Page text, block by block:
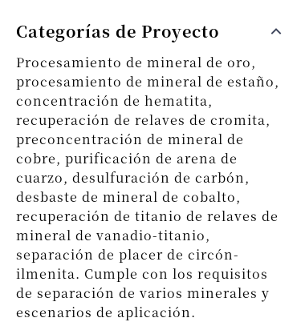
Categorías de Proyecto
Procesamiento de mineral de oro,
procesamiento de mineral de estaño,
concentración de hematita,
recuperación de relaves de cromita,
preconcentración de mineral de
cobre, purificación de arena de
cuarzo, desulfuración de carbón,
desbaste de mineral de cobalto,
recuperación de titanio de relaves de
mineral de vanadio-titanio,
separación de placer de circón-
ilmenita. Cumple con los requisitos
de separación de varios minerales y
escenarios de aplicación.